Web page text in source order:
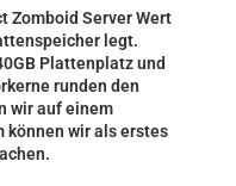
Zomboid Server Wert
legt.
Plattenplatz und
runden den
wir auf einem
können wir als erstes